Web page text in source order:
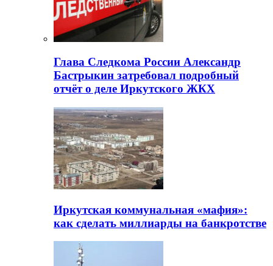
Глава Следкома России Александр
Бастрыкин затребовал подробный
отчёт о деле Иркутского ЖКХ
Иркутская коммунальная «мафия»:
как сделать миллиарды на банкротстве